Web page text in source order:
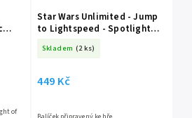
of
Star Wars Unlimited - Jump
to Lightspeed - Spotlight
Skladem (2 ks)
449 Kč